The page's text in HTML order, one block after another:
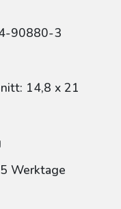
90880-3
14,8 x 21
Werktage